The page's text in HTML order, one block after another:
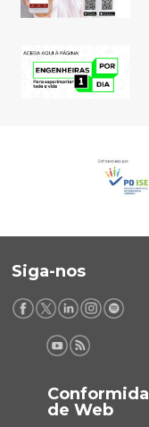
Siga-nos
Conformida
de Web